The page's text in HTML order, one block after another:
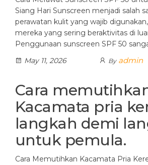
Siang Hari Sunscreen menjadi salah
perawatan kulit yang wajib
mereka yang sering beraktivitas di
Penggunaan sunscreen SPF 50
May 11, 2026
By admin
Cara
Kacamata pria
langkah demi
untuk pemula.
Cara Memutihkan Kacamata Pria